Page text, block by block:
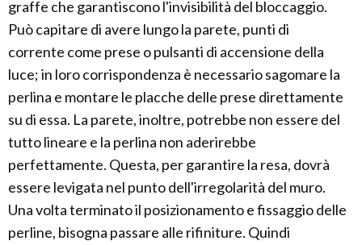
graffe che garantiscono l'invisibilità del bloccaggio.
Può capitare di avere lungo la parete, punti di
corrente come prese o pulsanti di accensione della
luce; in loro corrispondenza è necessario sagomare la
perlina e montare le placche delle prese direttamente
su di essa. La parete, inoltre, potrebbe non essere del
tutto lineare e la perlina non aderirebbe
perfettamente. Questa, per garantire la resa, dovrà
essere levigata nel punto dell'irregolarità del muro.
Una volta terminato il posizionamento e fissaggio delle
perline, bisogna passare alle rifiniture. Quindi